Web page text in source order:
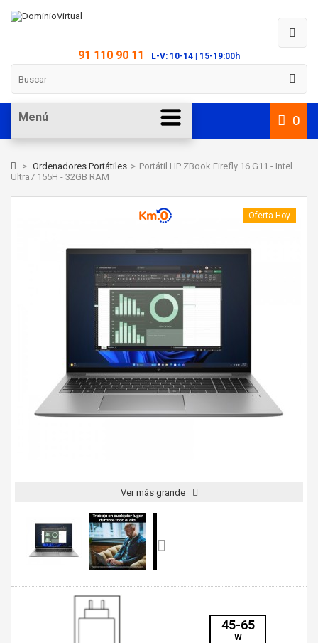
91 110 90 11 L-V: 10-14 | 15-19:00h
0
Menú
> Ordenadores Portátiles > Portátil HP ZBook Firefly 16 G11 - Intel
Ultra7 155H - 32GB RAM
Oferta Hoy
Ver más grande
45-65
W